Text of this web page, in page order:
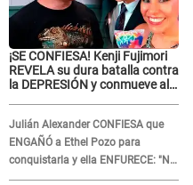
¡SE CONFIESA! Kenji Fujimori
REVELA su dura batalla contra
la DEPRESIÓN y conmueve al
Julián Alexander CONFIESA que
ENGAÑÓ a Ethel Pozo para
conquistarla y ella ENFURECE: "No
te lo voy a perdonar nunca"